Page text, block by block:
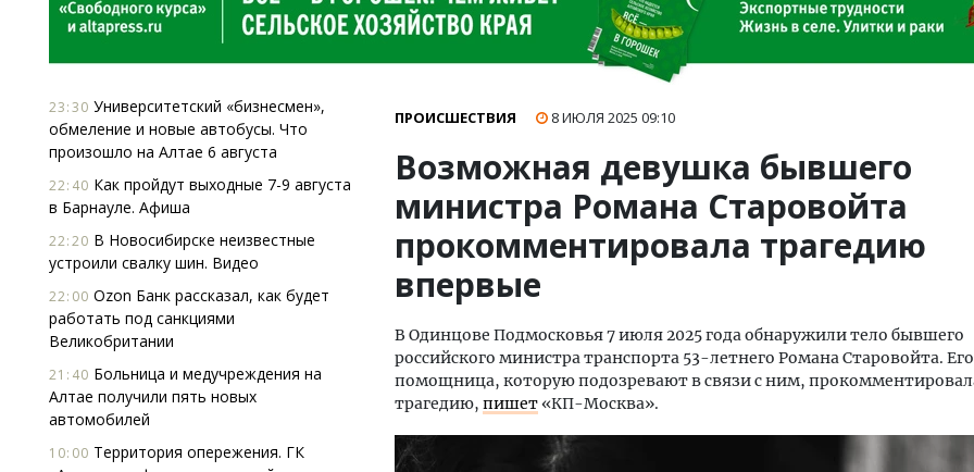
23:30 Университетский «бизнесмен»,
обмеление и новые автобусы. Что
произошло на Алтае 6 августа
22:40 Как пройдут выходные 7-9 августа
в Барнауле. Афиша
22:20 В Новосибирске неизвестные
устроили свалку шин. Видео
22:00 Ozon Банк рассказал, как будет
работать под санкциями
Великобритании
21:40 Больница и медучреждения на
Алтае получили пять новых
автомобилей
10:00 Территория опережения. ГК
ПРОИСШЕСТВИЯ 8 ИЮЛЯ 2025 09:10
Возможная девушка бывшего
министра Романа Старовойта
прокомментировала трагедию
впервые
В Одинцове Подмосковья 7 июля 2025 года обнаружили тело бывшего
российского министра транспорта 53-летнего Романа Старовойта. Его
помощница, которую подозревают в связи с ним,
трагедию, пишет«КП-Москва».